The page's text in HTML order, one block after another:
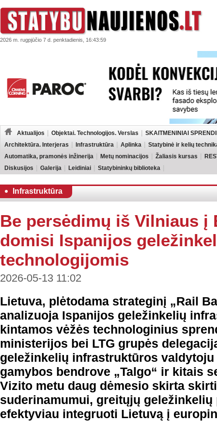
2026 m. rugpjūčio 7 d. penktadienis, 16:43:59
Aktualijos Objektai. Technologijos. Verslas
SKAITMENINIAI
Architektūra. Interjeras
Infrastruktūra Aplinka
Statybinė ir kelių
Automatika, pramonės inžinerija
Metų nominacijos Žaliasis kursas
Diskusijos
Galerija Leidiniai Statybininkų biblioteka
Infrastruktūra
Be persėdimų iš Vilniaus į
domisi Ispanijos
technologijomis
2026-05-13 11:02
Lietuva, plėtodama strateginį „Rail
analizuoja Ispanijos geležinkelių
kintamos vėžės technologinius
ministerijos bei LTG grupės
geležinkelių infrastruktūros
gamybos bendrove „Talgo“ ir kitais
Vizito metu daug dėmesio skirta
suderinamumui, greitųjų
efektyviau integruoti Lietuvą į